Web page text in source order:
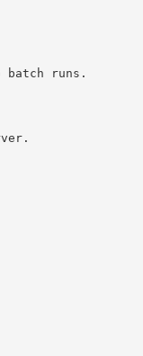
batch runs.